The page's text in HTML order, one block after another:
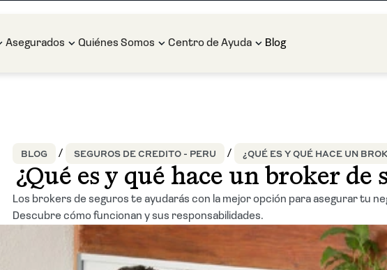
Asegurados Quiénes Somos Centro de Ayuda Blog
BLOG SEGUROS DE CREDITO - PERU ¿QUÉ ES Y QUÉ HACE UN
¿Qué es y qué hace un broker de
Los brokers de seguros te ayudarás con la mejor opción para asegurar tu
Descubre cómo funcionan y sus responsabilidades.